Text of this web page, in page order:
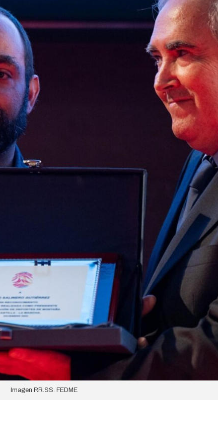
Imagen RR.SS. FEDME